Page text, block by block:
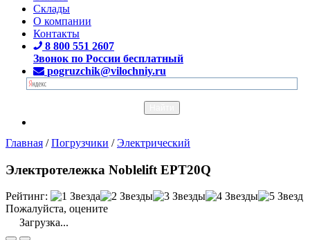
Склады
О компании
Контакты
8 800 551 2607
Звонок по России бесплатный
pogruzchik@vilochniy.ru
Главная /Погрузчики /Электрический
Электротележка Noblelift EPT20Q
Рейтинг:
Пожалуйста, оцените
Загрузка...